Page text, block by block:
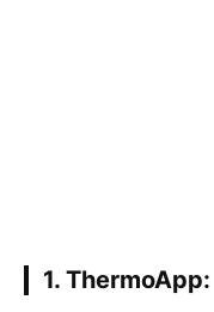
1. ThermoApp: